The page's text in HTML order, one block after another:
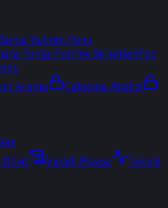
Yatırım Fonu
FonlarPortföy ŞirketleriFon
Arama
Çakışma Analizi
Döviz Vadeli Piyasa
Teknik